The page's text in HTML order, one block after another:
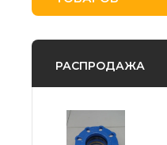
РАСПРОДАЖА